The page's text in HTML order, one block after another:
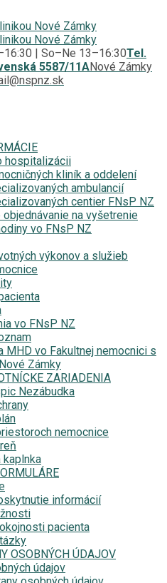
| So–Ne 13–16:30Tel.
5587/11ANové Zámky
hospitalizácii
kliník a oddelení
ambulancií
centier FNsP NZ
na vyšetrenie
vo FNsP NZ
výkonov a služieb
vo FNsP NZ
MHD vo Fakultnej nemocnici s
Zámky
ZARIADENIA
Nezábudka
nemocnice
kaplnka
informácií
pacienta
OSOBNÝCH ÚDAJOV
údajov